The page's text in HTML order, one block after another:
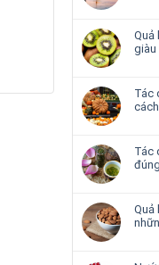
Quả
giàu
Tác
Tác
Quả